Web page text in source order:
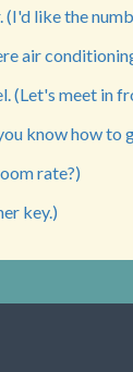
like the
air
(Let's meet in
know how to
rate?)
key.)